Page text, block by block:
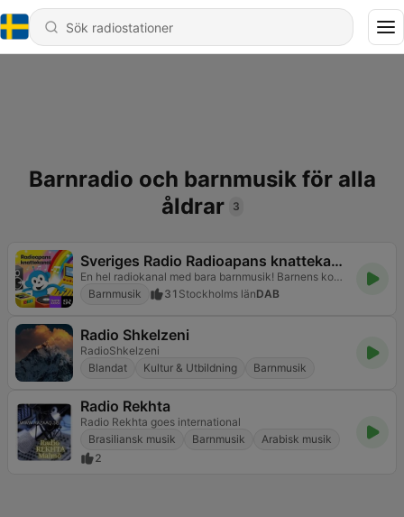
Barnradio och barnmusik för alla
åldrar
3
Sveriges Radio Radioapans knattekanal
En hel radiokanal med bara barnmusik! Barnens kompis Radioapan håller dig sällskap mellan låtarna.
Barnmusik
31 Stockholms länDAB
Radio Shkelzeni
RadioShkelzeni
Blandat
Kultur & Utbildning Barnmusik
Radio Rekhta
Radio Rekhta goes international
Brasiliansk musik
Barnmusik
Arabisk musik
2